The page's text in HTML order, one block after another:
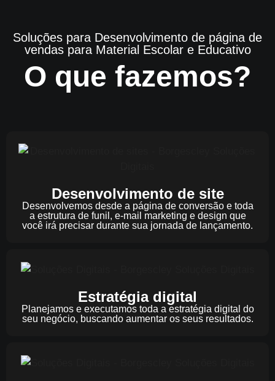
Soluções para Desenvolvimento de página de
vendas para Material Escolar e Educativo
O que fazemos?
Desenvolvimento de site
Desenvolvemos desde a página de conversão e toda
a estrutura de funil, e-mail marketing e design que
você irá precisar durante sua jornada de lançamento.
Estratégia digital
Planejamos e executamos toda a estratégia digital do
seu negócio, buscando aumentar os seus resultados.​